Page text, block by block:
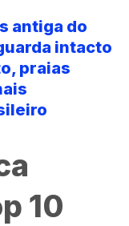
antiga do
intacto
praias
10